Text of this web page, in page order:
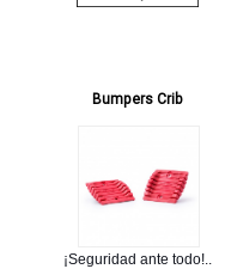
Bumpers Crib
¡Seguridad ante todo!..